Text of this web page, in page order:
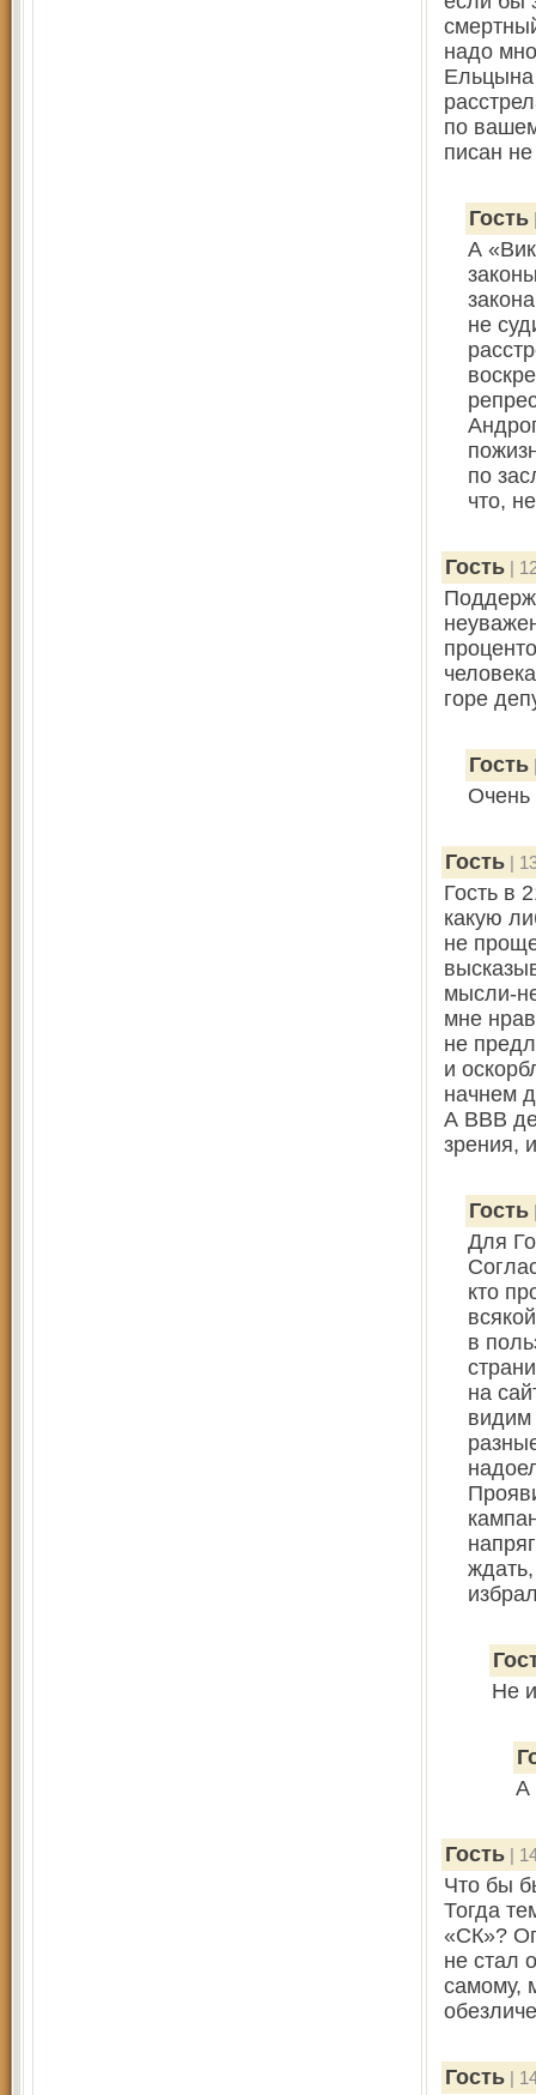
надо
по
писан
Гость
А
не
по
что,
Гость |
горе
Гость
Очень
Гость |
Гость в
какую
не
мысли-
мне
не
и
начнем
А ВВВ
зрения,
Гость
Для
кто
в
на
видим
Не
А
Гость |
Что бы
Тогда
«СК»?
не стал
самому,
Гость |